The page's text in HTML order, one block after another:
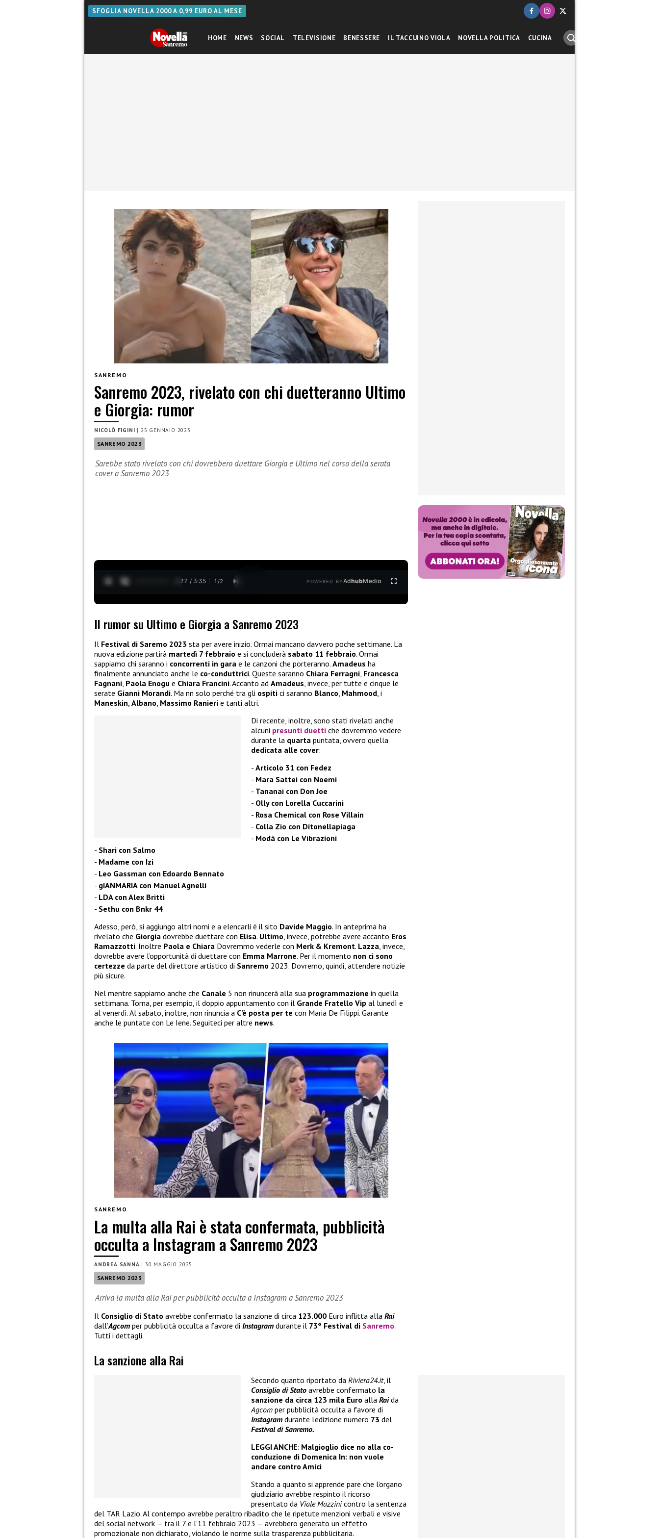
SFOGLIA NOVELLA 2000 A 0,99 EURO AL MESE
HOME NEWS SOCIAL TELEVISIONE BENESSERE IL TACCUINO VIOLA NOVELLA POLITICA CUCINA
SANREMO
Sanremo 2023, rivelato con chi duetteranno Ultimo
e Giorgia: rumor
NICOLÒ FIGINI | 25 GENNAIO 2023
SANREMO 2023
Sarebbe stato rivelato con chi dovrebbero duettare Giorgia e Ultimo nel corso della serata
cover a Sanremo 2023
0:28 / 3:35 1 /2 POWERED BYAdhubMedia
Il rumor su Ultimo e Giorgia a Sanremo 2023
Il Festival di Saremo 2023 sta per avere inizio. Ormai mancano davvero poche settimane. La
nuova edizione partirà martedì 7 febbraio e si concluderà sabato 11 febbraio. Ormai
sappiamo chi saranno i concorrenti in gara e le canzoni che porteranno. Amadeus ha
finalmente annunciato anche le co-conduttrici. Queste saranno Chiara Ferragni, Francesca
Fagnani, Paola Enogu e Chiara Francini. Accanto ad Amadeus, invece, per tutte e cinque le
serate Gianni Morandi. Ma nn solo perché tra gli ospiti ci saranno Blanco, Mahmood, i
Maneskin, Albano, Massimo Ranieri e tanti altri.
Di recente, inoltre, sono stati rivelati anche
alcuni presunti duetti che dovremmo vedere
durante la quarta puntata, ovvero quella
dedicata alle cover:
Articolo 31 con Fedez
Mara Sattei con Noemi
Tananai con Don Joe
Olly con Lorella Cuccarini
Rosa Chemical con Rose Villain
Colla Zio con Ditonellapiaga
Modà con Le Vibrazioni
Shari con Salmo
Madame con Izi
Leo Gassman con Edoardo Bennato
gIANMARIA con Manuel Agnelli
LDA con Alex Britti
Sethu con Bnkr 44
Adesso, però, si aggiungo altri nomi e a elencarli è il sito Davide Maggio. In anteprima ha
rivelato che Giorgia dovrebbe duettare con Elisa. Ultimo, invece, potrebbe avere accanto Eros
Ramazzotti. Inoltre Paola e Chiara Dovremmo vederle con Merk & Kremont. Lazza, invece,
dovrebbe avere l’opportunità di duettare con Emma Marrone. Per il momento non ci sono
certezze da parte del direttore artistico di Sanremo 2023. Dovremo, quindi, attendere notizie
più sicure.
Nel mentre sappiamo anche che Canale 5 non rinuncerà alla sua programmazione in quella
settimana. Torna, per esempio, il doppio appuntamento con il Grande Fratello Vip al lunedì e
al venerdì. Al sabato, inoltre, non rinuncia a C’è posta per te con Maria De Filippi. Garante
anche le puntate con Le Iene. Seguiteci per altre news.
SANREMO
La multa alla Rai è stata confermata, pubblicità
occulta a Instagram a Sanremo 2023
ANDREA SANNA |30 MAGGIO 2025
SANREMO 2023
Arriva la multa alla Rai per pubblicità occulta a Instagram a Sanremo 2023
Il Consiglio di Stato avrebbe confermato la sanzione di circa 123.000 Euro inflitta alla Rai
dall’Agcom per pubblicità occulta a favore di Instagram durante il 73° Festival di Sanremo.
Tutti i dettagli.
La sanzione alla Rai
Secondo quanto riportato da Riviera24.it, il
Consiglio di Stato avrebbe confermato la
sanzione da circa 123 mila Euro alla Raida
Agcom per pubblicità occulta a favore di
Instagram durante l’edizione numero 73 del
Festival di Sanremo.
LEGGI ANCHE: Malgioglio dice no alla co-
conduzione di Domenica In: non vuole
andare contro Amici
Stando a quanto si apprende pare che l’organo
giudiziario avrebbe respinto il ricorso
presentato da Viale Mazzinicontro la sentenza
del TAR Lazio. Al contempo avrebbe peraltro ribadito che le ripetute menzioni verbali e visive
del social network — tra il 7 e l’11 febbraio 2023 — avrebbero generato un effetto
promozionale non dichiarato, violando le norme sulla trasparenza pubblicitaria.